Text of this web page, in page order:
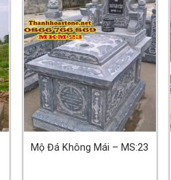
Mộ Đá Không Mái – MS:23